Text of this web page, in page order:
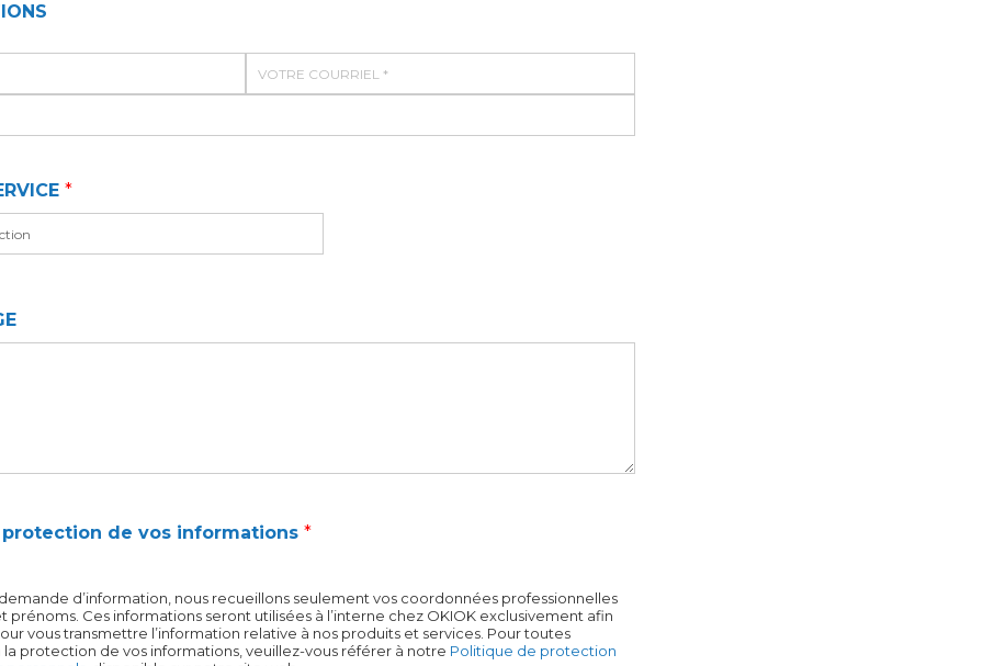
l
*
de vos informations *
d’information, nous recueillons seulement vos coordonnées professionnelles
prénoms. Ces informations seront utilisées à l’interne chez OKIOK exclusivement afin
vous transmettre l’information relative à nos produits et services. Pour toutes
la protection de vos informations, veuillez-vous référer à notre Politique de protection